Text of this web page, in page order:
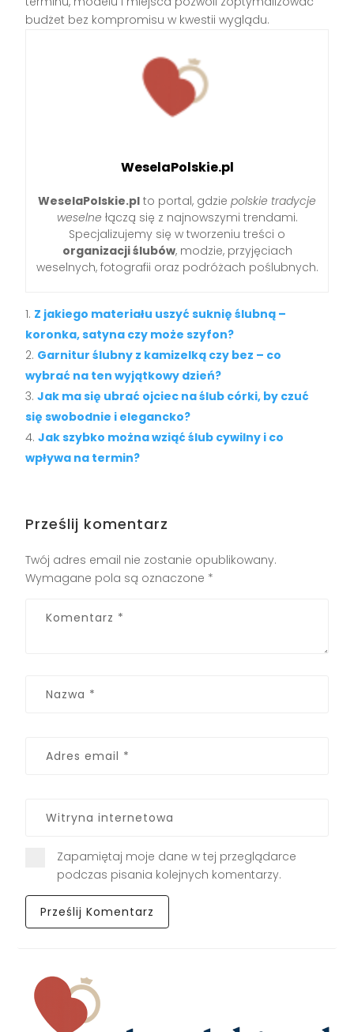
budżet bez kompromisu w kwestii wyglądu.
WeselaPolskie.pl
WeselaPolskie.pl to portal, gdzie polskie tradycje
weselne łączą się z najnowszymi trendami.
Specjalizujemy się w tworzeniu treści o
organizacji ślubów, modzie, przyjęciach
weselnych, fotografii oraz podróżach poślubnych.
Z jakiego materiału uszyć suknię ślubną –
koronka, satyna czy może szyfon?
Garnitur ślubny z kamizelką czy bez – co
wybrać na ten wyjątkowy dzień?
Jak ma się ubrać ojciec na ślub córki, by czuć
się swobodnie i elegancko?
Jak szybko można wziąć ślub cywilny i co
wpływa na termin?
Prześlij komentarz
Twój adres email nie zostanie opublikowany.
Wymagane pola są oznaczone *
Zapamiętaj moje dane w tej przeglądarce
podczas pisania kolejnych komentarzy.